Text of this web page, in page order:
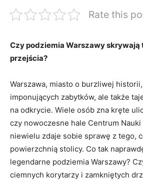
Rate this
Czy podziemia Warszawy skrywają
przejścia?
Warszawa, miasto o burzliwej
imponujących zabytków, ale także
na odkrycie. Wiele osób zna kręte
czy nowoczesne hale Centrum
niewielu zdaje sobie sprawę z tego,
powierzchnią stolicy. Co tak
legendarne podziemia Warszawy?
ciemnych korytarzy i zamkniętych